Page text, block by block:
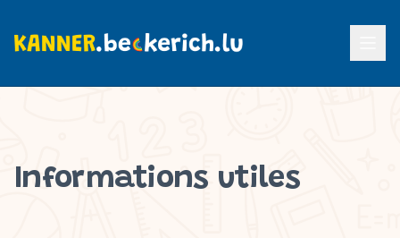
Informations utiles